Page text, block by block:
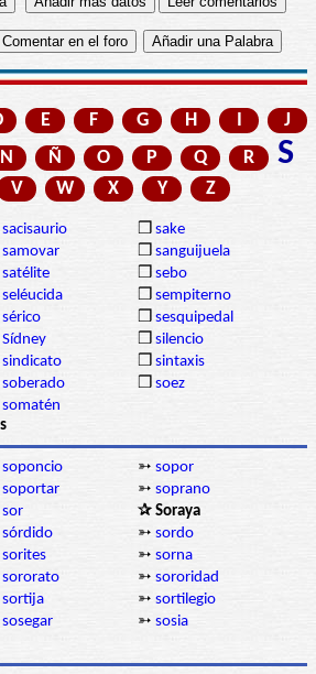
E F G H I
J
N Ñ O P Q R S
V W X Y Z
sacisaurio ❒ sake
samovar ❒ sanguijuela
satélite ❒ sebo
seléucida ❒ sempiterno
sérico ❒ sesquipedal
Sídney ❒ silencio
sindicato ❒ sintaxis
soberado ❒ soez
somatén
soponcio ➳ sopor
soportar ➳ soprano
sor
✰ Soraya
sórdido ➳ sordo
sorites ➳ sorna
sororato ➳ sororidad
sortija ➳ sortilegio
sosegar ➳ sosia